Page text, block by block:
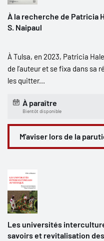
À la recherche de Patricia
S. Naipaul
À Tulsa, en 2023, Patricia
de l’auteur et se fixa dans sa
les quitter...
À paraître
Bientôt disponible
M'aviser lors de la
Les universités
savoirs et revitalisation